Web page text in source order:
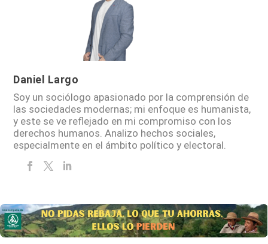
Daniel Largo
Soy un sociólogo apasionado por la comprensión de
las sociedades modernas; mi enfoque es humanista,
y este se ve reflejado en mi compromiso con los
derechos humanos. Analizo hechos sociales,
especialmente en el ámbito político y electoral.